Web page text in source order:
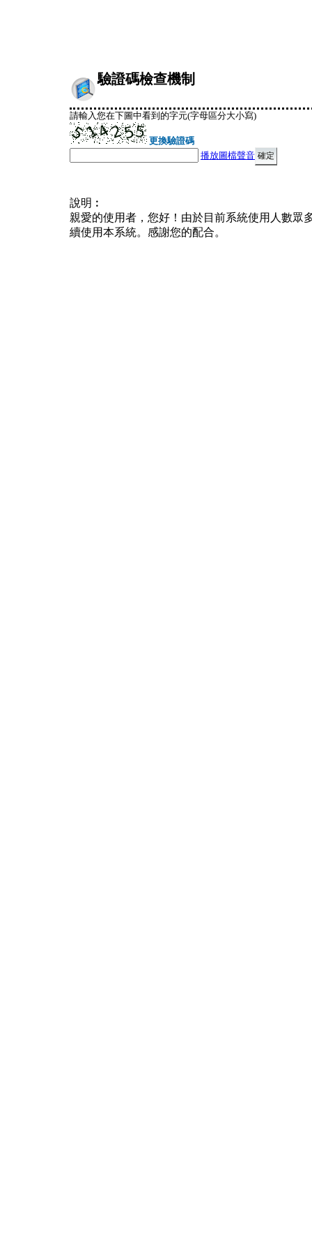
驗證碼檢查機制
請輸入您在下圖中看到的字元(字母區分大小寫)
更換驗證碼
播放圖檔聲音
說明︰
親愛的使用者，您好！由於目前系統使用人數眾
續使用本系統。感謝您的配合。